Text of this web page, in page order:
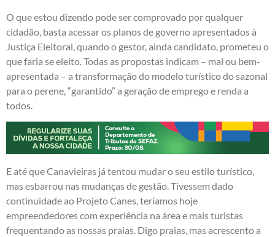
O que estou dizendo pode ser comprovado por qualquer
cidadão, basta acessar os planos de governo apresentados à
Justiça Eleitoral, quando o gestor, ainda candidato, prometeu o
que faria se eleito. Todas as propostas indicam – mal ou bem-
apresentada – a transformação do modelo turístico do sazonal
para o perene, “garantido” a geração de emprego e renda a
todos.
E até que Canavieiras já tentou mudar o seu estilo turístico,
mas esbarrou nas mudanças de gestão. Tivessem dado
continuidade ao Projeto Canes, teríamos hoje
empreendedores com experiência na área e mais turistas
frequentando as nossas praias. Digo praias, mas acrescento a